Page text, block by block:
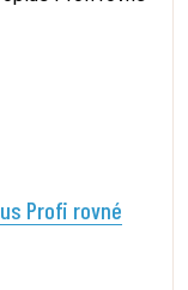
Profi rovné